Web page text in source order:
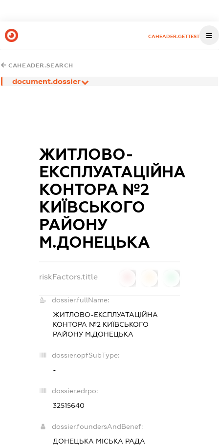
CAHEADER.GETTEST
CAHEADER.SEARCH
document.dossier
ЖИТЛОВО-
ЕКСПЛУАТАЦІЙНА
КОНТОРА №2
КИЇВСЬКОГО
РАЙОНУ
М.ДОНЕЦЬКА
riskFactors.title
dossier.fullName:
ЖИТЛОВО-ЕКСПЛУАТАЦІЙНА
КОНТОРА №2 КИЇВСЬКОГО
РАЙОНУ М.ДОНЕЦЬКА
dossier.opfSubType:
-
dossier.edrpo:
32515640
dossier.foundersAndBenef:
ДОНЕЦЬКА МІСЬКА РАДА